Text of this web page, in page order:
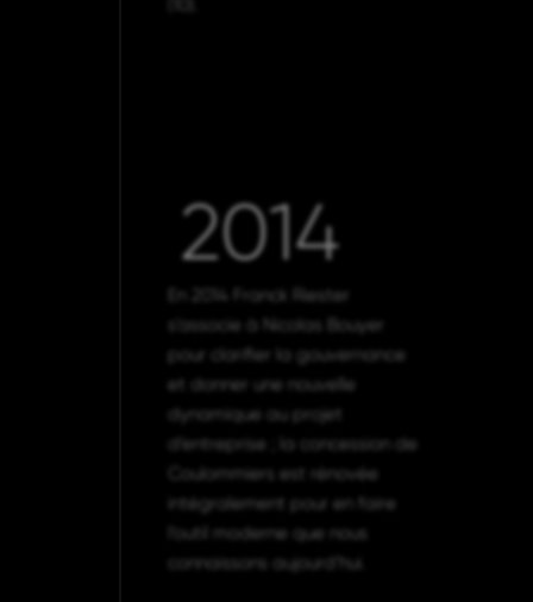
2014
En 2014 Franck Riester
s’associe à Nicolas Bouyer
pour clarifier la gouvernance
et donner une nouvelle
dynamique au projet
d’entreprise ; la concession de
Coulommiers est rénovée
intégralement pour en faire
l’outil moderne que nous
connaissons aujourd’hui.